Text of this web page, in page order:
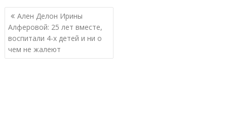
Навигация
по
записям
Ален Делон Ирины
Алферовой: 25 лет вместе,
воспитали 4-х детей и ни о
чем не жалеют